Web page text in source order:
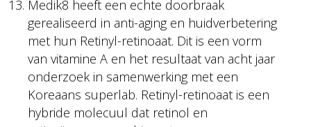
Medik8 heeft een echte doorbraak
gerealiseerd in anti-aging en huidverbetering
met hun Retinyl-retinoaat. Dit is een vorm
van vitamine A en het resultaat van acht jaar
onderzoek in samenwerking met een
Koreaans superlab. Retinyl-retinoaat is een
hybride molecuul dat retinol en